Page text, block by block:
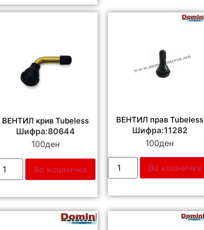
ВЕНТИЛ крив Tubeless
Шифра:80644
100ден
Во кошничка
ВЕНТИЛ прав Tubeless
Шифра:11282
100ден
Во кошничка